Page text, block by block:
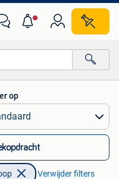
op
Verwijder filters